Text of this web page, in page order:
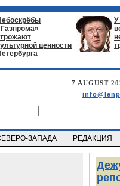
ценности
У
7 AUGUST
ЗАПАДА РЕДАКЦИЯ